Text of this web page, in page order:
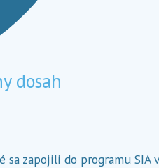
dosah
sa zapojili do programu SIA v